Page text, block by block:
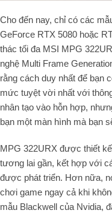
Cho đến nay, chỉ có các
GeForce RTX 5080 hoặc
thác tối đa MSI MPG
nghệ Multi Frame
rằng cách duy nhất để bạn
mức tuyệt vời nhất với
nhân tạo vào hỗn hợp,
bạn một màn hình mà bạn
MPG 322URX được thiết
tương lai gần, kết hợp với
được phát triển. Hơn nữa,
chơi game ngay cả khi
mẫu Blackwell của Nvidia,